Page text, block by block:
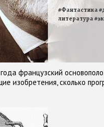
французский
изобретения, сколько
#Фантастика#
литература#